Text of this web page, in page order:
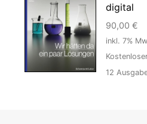
digital
90,00 €
inkl. 7%
12